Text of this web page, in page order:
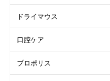
ドライマウス
口腔ケア
プロポリス